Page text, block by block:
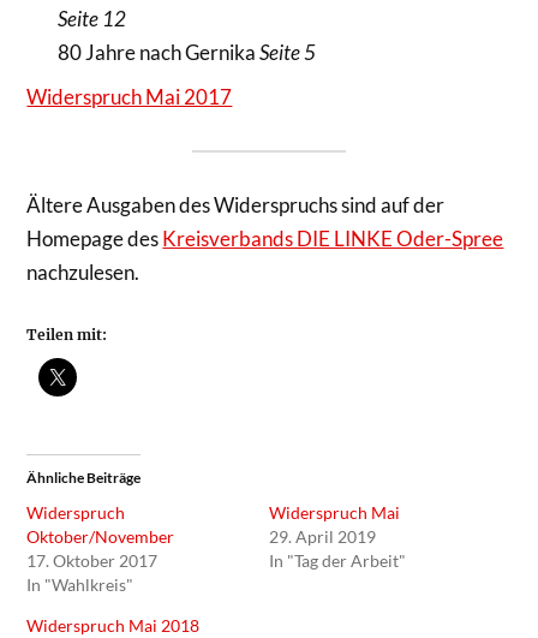
Seite 12
80 Jahre nach GernikaSeite 5
Widerspruch Mai 2017
Ältere Ausgaben des Widerspruchs sind auf der
Homepage desKreisverbands DIE LINKE Oder-Spree
nachzulesen.
Teilen mit:
Ähnliche Beiträge
Widerspruch
Oktober/November
17. Oktober 2017
In "Wahlkreis"
Widerspruch Mai
29. April 2019
In "Tag der Arbeit"
Widerspruch Mai 2018